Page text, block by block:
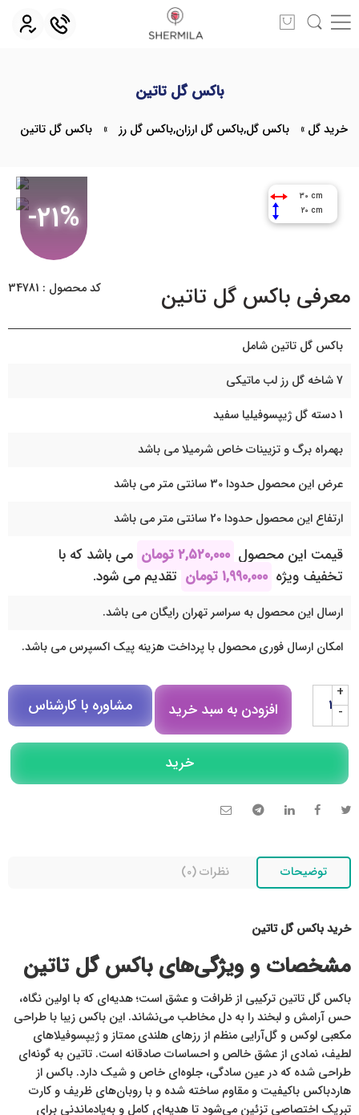
باکس گل تاتین
خرید گل » باکس گل,باکس گل ارزان,باکس گل رز » باکس گل تاتین
-21%
30 cm
20 cm
معرفی باکس گل تاتین کد محصول : 34781
باکس گل تاتین شامل
7 شاخه گل رز لب ماتیکی
1 دسته گل ژیپسوفیلیا سفید
بهمراه برگ و تزیینات خاص شرمیلا می باشد
عرض این محصول حدودا 30 سانتی متر می باشد
ارتفاع این محصول حدودا 20 سانتی متر می باشد
قیمت این محصول ۲,۵۲۰,۰۰۰تومان می باشد که با
تخفیف ویژه ۱,۹۹۰,۰۰۰ تومان تقدیم می شود.
ارسال این محصول به سراسر تهران رایگان می باشد.
امکان ارسال فوری محصول با پرداخت هزینه پیک اکسپرس می باشد.
+
-
افزودن به سبد خرید مشاوره با کارشناس
مشاوره در روبیکا
تلگرام
خرید
توضیحات نظرات (0)
خرید باکس گل تاتین
مشخصات و ویژگی‌های باکس گل تاتین
باکس گل تاتین ترکیبی از ظرافت و عشق است؛ هدیه‌ای که با اولین نگاه،
حس آرامش و لبخند را به دل مخاطب می‌نشاند. این باکس زیبا با طراحی
مکعبی لوکس و گل‌آرایی منظم از رزهای هلندی ممتاز و ژیپسوفیلاهای
لطیف، نمادی از عشق خالص و احساسات صادقانه است. تاتین به گونه‌ای
طراحی شده که در عین سادگی، جلوه‌ای خاص و شیک دارد. باکس از
هاردباکس باکیفیت و مقاوم ساخته شده و با روبان‌های ظریف و کارت
تبریک اختصاصی تزئین می‌شود تا هدیه‌ای کامل و به‌یادماندنی برای